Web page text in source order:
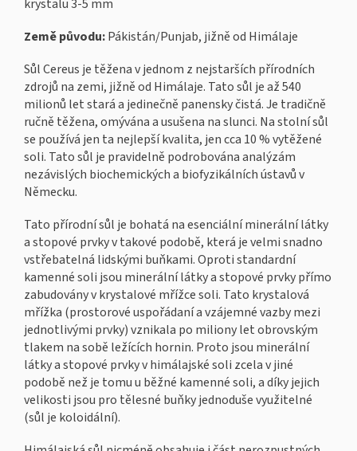
krystalu 3-5 mm
Země původu:Pákistán/Punjab, jižně od Himálaje
Sůl Cereus je těžena v jednom z nejstarších přírodních
zdrojů na zemi, jižně od Himálaje. Tato sůl je až 540
milionů let stará a jedinečně panensky čistá. Je tradičně
ručně těžena, omývána a usušena na slunci. Na stolní sůl
se používá jen ta nejlepší kvalita, jen cca 10 % vytěžené
soli. Tato sůl je pravidelně podrobována analýzám
nezávislých biochemických a biofyzikálních ústavů v
Německu.
Tato přírodní sůl je bohatá na esenciální minerální látky
a stopové prvky v takové podobě, která je velmi snadno
vstřebatelná lidskými buňkami. Oproti standardní
kamenné soli jsou minerální látky a stopové prvky přímo
zabudovány v krystalové mřížce soli. Tato krystalová
mřížka (prostorové uspořádaní a vzájemné vazby mezi
jednotlivými prvky) vznikala po miliony let obrovským
tlakem na sobě ležících hornin. Proto jsou minerální
látky a stopové prvky v himálajské soli zcela v jiné
podobě než je tomu u běžné kamenné soli, a díky jejich
velikosti jsou pro tělesné buňky jednoduše využitelné
(sůl je koloidální).